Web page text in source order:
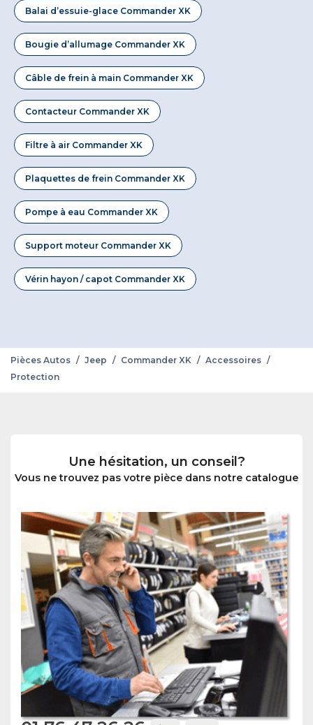
Balai d’essuie-glace Commander XK
Bougie d’allumage Commander XK
Câble de frein à main Commander XK
Contacteur Commander XK
Filtre à air Commander XK
Plaquettes de frein Commander XK
Pompe à eau Commander XK
Support moteur Commander XK
Vérin hayon / capot Commander XK
Pièces Autos / Jeep / Commander XK / Accessoires /
Protection
Une hésitation, un conseil?
Vous ne trouvez pas votre pièce dans notre catalogue